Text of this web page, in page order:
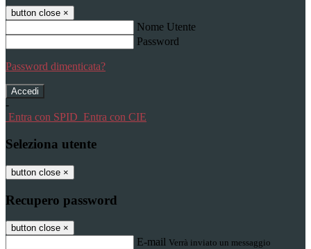
button close ×
Nome Utente
Password
Password dimenticata?
-
Entra con SPID Entra con CIE
Seleziona utente
button close ×
Recupero password
button close ×
E-mail Verrà inviato un messaggio